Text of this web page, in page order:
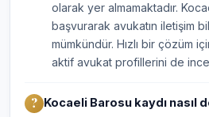
olarak yer almamaktadır.
başvurarak avukatın iletişim
mümkündür. Hızlı bir çözüm
aktif avukat profillerini de
Kocaeli Barosu kaydı nasıl